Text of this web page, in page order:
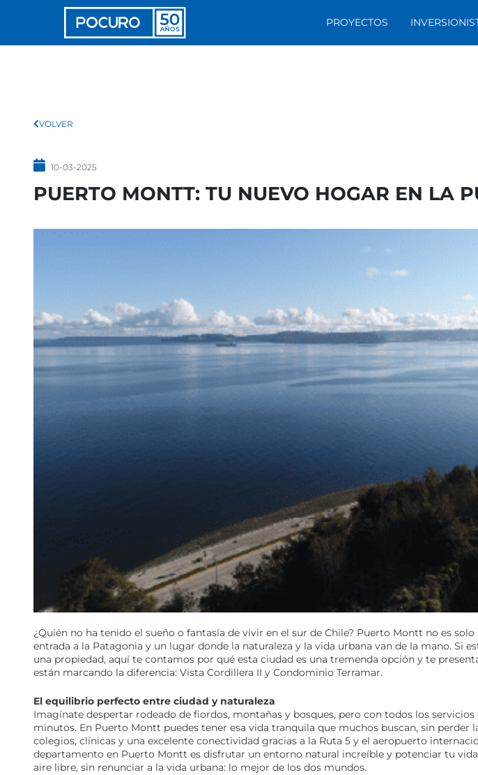
PROYECTOS
VOLVER
10-03-2025
PUERTO MONTT: TU NUEVO HOGAR EN LA
¿Quién no ha tenido el sueño o fantasía de vivir en el sur de Chile? Puerto Montt no es solo
entrada a la Patagonia y un lugar donde la naturaleza y la vida urbana van de la mano. Si
una propiedad, aquí te contamos por qué esta ciudad es una tremenda opción y te
están marcando la diferencia: Vista Cordillera II y Condominio Terramar.
El equilibrio perfecto entre ciudad y naturaleza
Imagínate despertar rodeado de fiordos, montañas y bosques, pero con todos los servicios
minutos. En Puerto Montt puedes tener esa vida tranquila que muchos buscan, sin perder
colegios, clínicas y una excelente conectividad gracias a la Ruta 5 y el aeropuerto
departamento en Puerto Montt es disfrutar un entorno natural increíble y potenciar tu
aire libre, sin renunciar a la vida urbana: lo mejor de los dos mundos.